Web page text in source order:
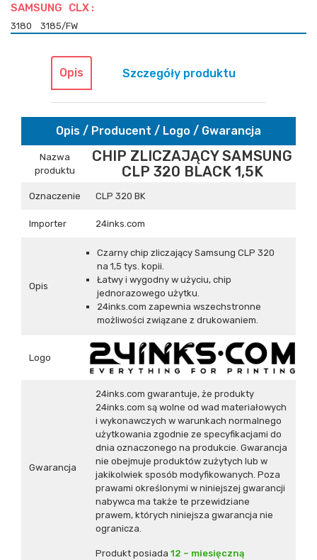
SAMSUNG CLX :
3180 3185/FW
Opis Szczegóły produktu
Opis / Producent / Logo / Gwarancja
Nazwa
produktu
CHIP ZLICZAJĄCY SAMSUNG
CLP 320 BLACK 1,5K
Oznaczenie CLP 320 BK
Importer 24inks.com
Opis
Czarny chip zliczający Samsung CLP 320
na 1,5 tys. kopii.
Łatwy i wygodny w użyciu, chip
jednorazowego użytku.
24inks.com zapewnia wszechstronne
możliwości związane z drukowaniem.
Logo
Gwarancja
24inks.com gwarantuje, że produkty
24inks.com są wolne od wad materiałowych
i wykonawczych w warunkach normalnego
użytkowania zgodnie ze specyfikacjami do
dnia oznaczonego na produkcie. Gwarancja
nie obejmuje produktów zużytych lub w
jakikolwiek sposób modyfikowanych. Poza
prawami określonymi w niniejszej gwarancji
nabywca ma także te przewidziane
prawem, których niniejsza gwarancja nie
ogranicza.
Produkt posiada 12 – miesięczną